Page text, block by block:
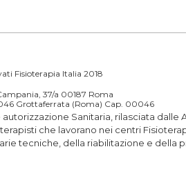
Fisioterapia Italia 2018
37/a 00187 Roma
Grottaferrata (Roma) Cap. 00046
Sanitaria, rilasciata
che lavorano nei centri
tecniche, della riabilitazione e della